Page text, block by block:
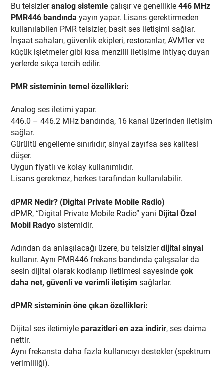
Bu telsizleranalog sistemle çalışır ve genellikle446 MHz
PMR446 bandında yayın yapar. Lisans gerektirmeden
kullanılabilen PMR telsizler, basit ses iletişimi sağlar.
İnşaat sahaları, güvenlik ekipleri, restoranlar, AVM’ler ve
küçük işletmeler gibi kısa menzilli iletişime ihtiyaç duyan
yerlerde sıkça tercih edilir.
PMR sisteminin temel özellikleri:
Analog ses iletimi yapar.
446.0 – 446.2 MHz bandında, 16 kanal üzerinden iletişim
sağlar.
Gürültü engelleme sınırlıdır; sinyal zayıfsa ses kalitesi
düşer.
Uygun fiyatlı ve kolay kullanımlıdır.
Lisans gerekmez, herkes tarafından kullanılabilir.
dPMR Nedir? (Digital Private Mobile Radio)
dPMR, “Digital Private Mobile Radio” yani Dijital Özel
Mobil Radyo sistemidir.
Adından da anlaşılacağı üzere, bu telsizlerdijital sinyal
kullanır. Aynı PMR446 frekans bandında çalışsalar da
sesin dijital olarak kodlanıp iletilmesi sayesindeçok
daha net, güvenli ve verimli iletişim sağlarlar.
dPMR sisteminin öne çıkan özellikleri:
Dijital ses iletimiyleparazitleri en aza indirir, ses daima
nettir.
Aynı frekansta daha fazla kullanıcıyı destekler (spektrum
verimliliği).